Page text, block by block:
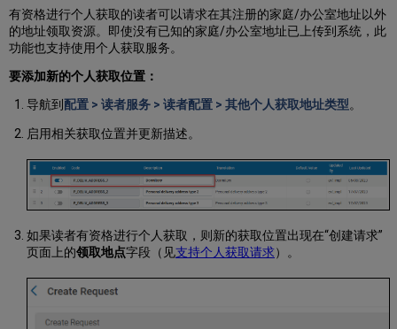
有资格进行个人获取的读者可以请求在其注册的家庭/办公室地址以外
的地址领取资源。即使没有已知的家庭/办公室地址已上传到系统，此
功能也支持使用个人获取服务。
要添加新的个人获取位置：
导航到 配置 > 读者服务 > 读者配置 > 其他个人获取地址类型。
启用相关获取位置并更新描述。
如果读者有资格进行个人获取，则新的获取位置出现在“创建请求”
页面上的领取地点字段（见支持个人获取请求）。